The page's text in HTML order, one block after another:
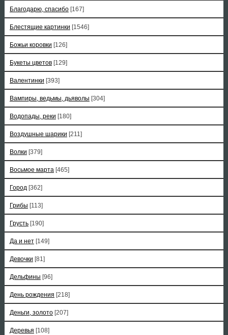
Благодарю, спасибо [167]
Блестящие картинки [1546]
Божьи коровки [126]
Букеты цветов [129]
Валентинки [393]
Вампиры, ведьмы, дьяволы [304]
Водопады, реки [180]
Воздушные шарики [211]
Волки [379]
Восьмое марта [465]
Город [362]
Грибы [113]
Грусть [190]
Да и нет [149]
Девочки [81]
Дельфины [96]
День рождения [218]
Деньги, золото [207]
Деревья [108]